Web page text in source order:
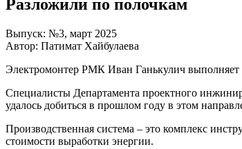
Разложили по полочкам
Выпуск: №3, март 2025
Автор: Патимат Хайбулаева
Электромонтер РМК Иван Ганькулич выполняет
Специалисты Департамента проектного
удалось добиться в прошлом году в этом
Производственная система – это комплекс
стоимости выработки энергии.